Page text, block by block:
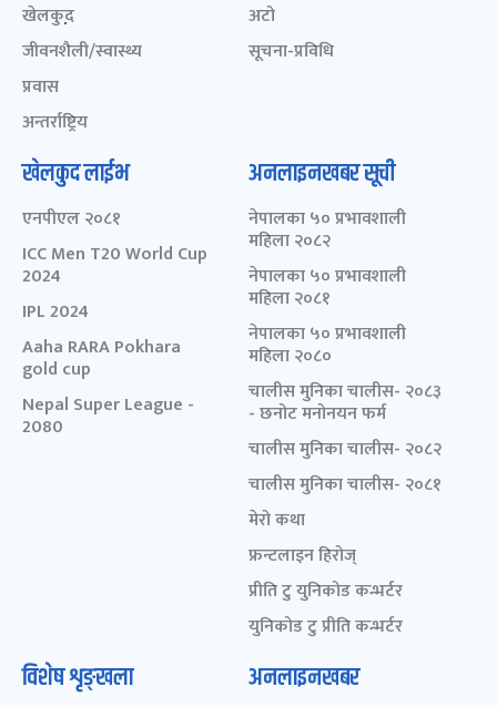
खेलकुद़़
जीवनशैली/स्वास्थ्य
प्रवास
अन्तर्राष्ट्रिय
अटो
सूचना-प्रविधि
खेलकुद लाईभ
एनपीएल २०८१
ICC Men T20 World Cup
2024
IPL 2024
Aaha RARA Pokhara
gold cup
Nepal Super League -
2080
अनलाइनखबर सूची
नेपालका ५० प्रभावशाली
महिला २०८२
नेपालका ५० प्रभावशाली
महिला २०८१
नेपालका ५० प्रभावशाली
महिला २०८०
चालीस मुनिका चालीस- २०८३
- छनोट मनोनयन फर्म
चालीस मुनिका चालीस- २०८२
चालीस मुनिका चालीस- २०८१
मेरो कथा
फ्रन्टलाइन हिरोज्
प्रीति टु युनिकोड कन्भर्टर
युनिकोड टु प्रीति कन्भर्टर
विशेष शृङ्खला अनलाइनखबर